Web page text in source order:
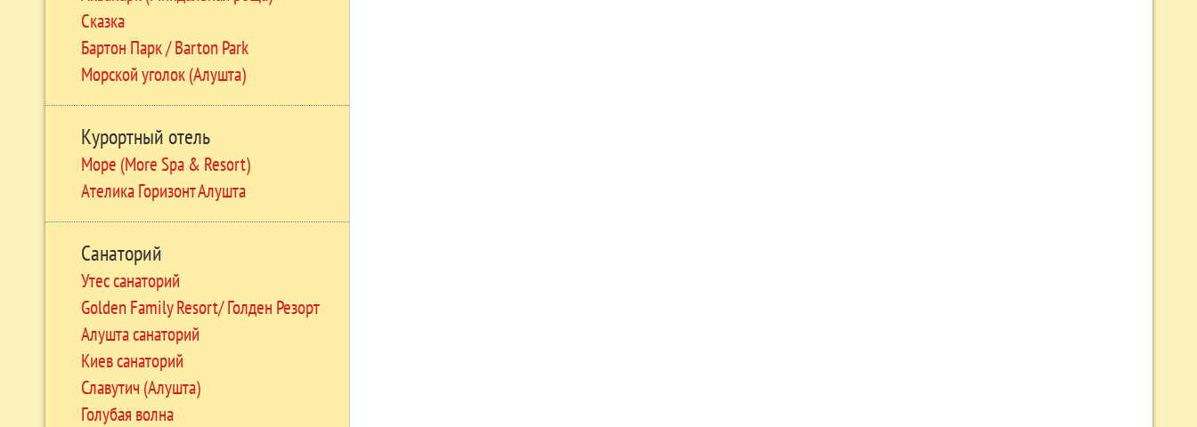
Сказка
Бартон Парк / Barton Park
Морской уголок (Алушта)
Курортный отель
Море (More Spa & Resort)
Ателика Горизонт Алушта
Санаторий
Утес санаторий
Golden Family Resort/ Голден Резорт
Алушта санаторий
Киев санаторий
Славутич (Алушта)
Голубая волна